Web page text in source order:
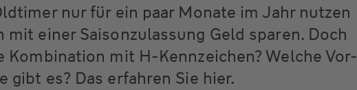
nur für ein paar Monate im Jahr nutzen
mit einer Saisonzulassung Geld sparen. Doch
Kombination mit H-Kennzeichen? Welche Vor-
gibt es? Das erfahren Sie hier.